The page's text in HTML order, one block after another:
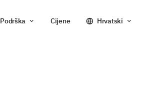
Podrška Cijene Hrvatski